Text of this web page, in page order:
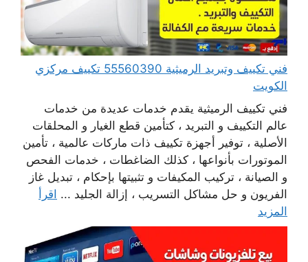
فني تكييف وتبريد الرميثية 55560390 تكييف مركزي
الكويت
فني تكييف الرميثية يقدم خدمات عديدة من خدمات
عالم التكييف و التبريد ، كتأمين قطع الغيار و المحلقات
الأصلية ، توفير أجهزة تكييف ذات ماركات عالمية ، تأمين
الموتورات بأنواعها ، كذلك الضاغطات ، خدمات الفحص
و الصيانة ، تركيب المكيفات و تثبيتها بإحكام ، تبديل غاز
الفريون و حل مشاكل التسريب ، إزالة الجليد ... اقرأ
المزيد